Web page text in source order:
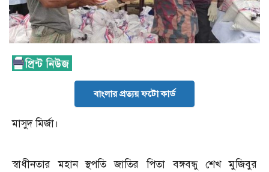
বাংলার প্রত্যয় ফটো কার্ড
মাসুদ মির্জা।
স্বাধীনতার মহান স্থপতি জাতির পিতা বঙ্গবন্ধু শেখ মুজিবুর